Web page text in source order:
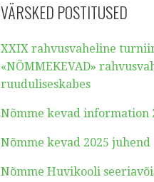
VÄRSKED POSTITUSED
XXIX rahvusvaheline
«NÕMMEKEVAD»
ruuduliseskabes
Nõmme kevad information
Nõmme kevad 2025 juhend
Nõmme Huvikooli